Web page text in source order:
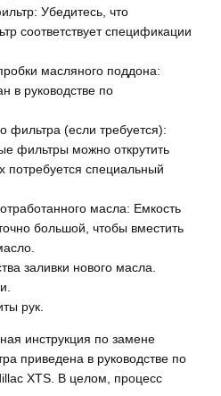
Убедитесь, что
соответствует спецификации
масляного поддона:
в руководстве по
фильтра (если требуется):
фильтры можно открутить
потребуется специальный
масла: Емкость
большой, чтобы вместить
заливки нового масла.
рук.
инструкция по замене
приведена в руководстве по
XTS. В целом, процесс